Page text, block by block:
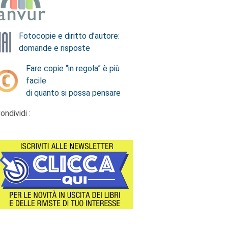
Fotocopie e diritto d’autore:
domande e risposte
Fare copie “in regola” è più
facile
di quanto si possa pensare
: